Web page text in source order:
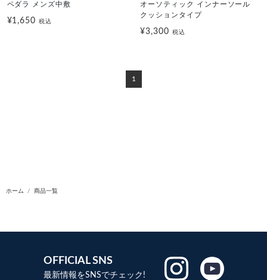
ペダラ メンズ中敷
¥1,650税込
オーソティック インナーソール
クッションタイプ
¥3,300 税込
1
ホーム 商品一覧
OFFICIAL SNS
最新情報をSNSでチェック!